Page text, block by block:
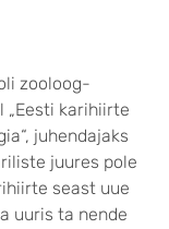
zooloog-
„Eesti karihiirte
juhendajaks
juures pole
seast uue
uuris ta nende